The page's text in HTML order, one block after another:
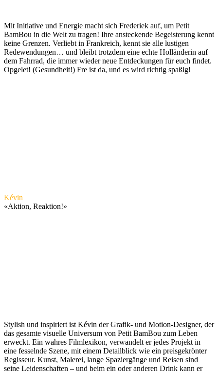
Mit Initiative und Energie macht sich Frederiek auf, um Petit
BamBou in die Welt zu tragen! Ihre ansteckende Begeisterung kennt
keine Grenzen. Verliebt in Frankreich, kennt sie alle lustigen
Redewendungen… und bleibt trotzdem eine echte Holländerin auf
dem Fahrrad, die immer wieder neue Entdeckungen für euch findet.
Opgelet! (Gesundheit!) Fre ist da, und es wird richtig spaßig!
Kévin
«Aktion, Reaktion!»
Stylish und inspiriert ist Kévin der Grafik- und Motion-Designer, der
das gesamte visuelle Universum von Petit BamBou zum Leben
erweckt. Ein wahres Filmlexikon, verwandelt er jedes Projekt in
eine fesselnde Szene, mit einem Detailblick wie ein preisgekrönter
Regisseur. Kunst, Malerei, lange Spaziergänge und Reisen sind
seine Leidenschaften – und beim ein oder anderen Drink kann er